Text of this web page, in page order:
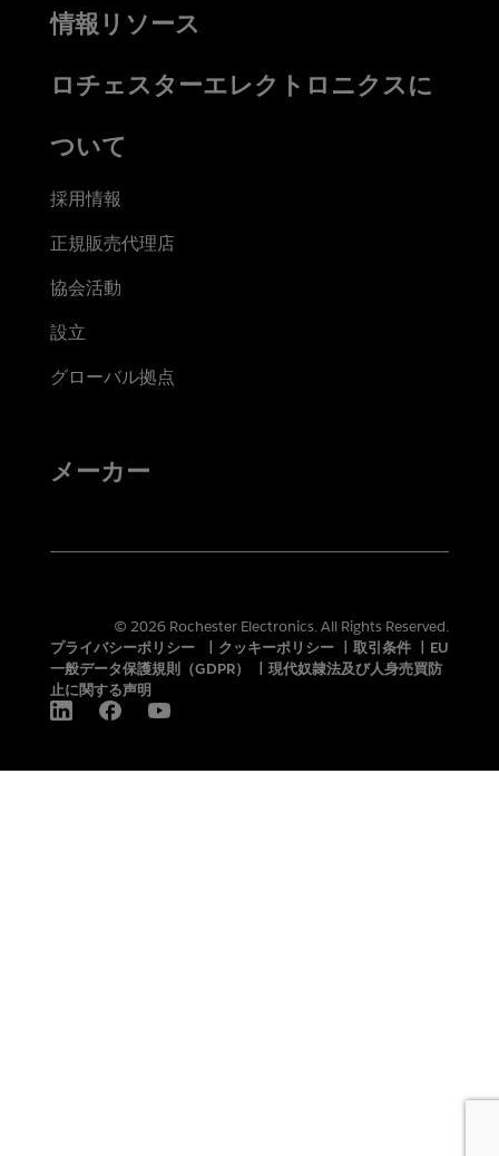
情報リソース
ロチェスターエレクトロニクスに
ついて
採用情報
正規販売代理店
協会活動
設立
グローバル拠点
メーカー
© 2026 Rochester Electronics. All Rights Reserved.
プライバシーポリシー
クッキーポリシー 取引条件
EU
一般データ保護規則（GDPR）
現代奴隷法及び人身売買防
止に関する声明